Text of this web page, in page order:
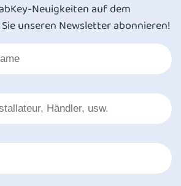
Neuigkeiten auf dem
unseren Newsletter abonnieren!